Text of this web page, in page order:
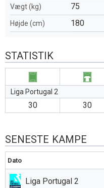
Vægt (kg) 75
Højde (cm) 180
STATISTIK
Liga Portugal 2
30 30
SENESTE KAMPE
Dato
Liga Portugal 2